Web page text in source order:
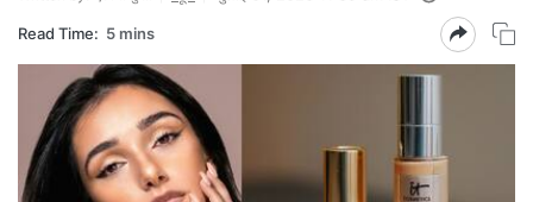
Read Time: 5 mins